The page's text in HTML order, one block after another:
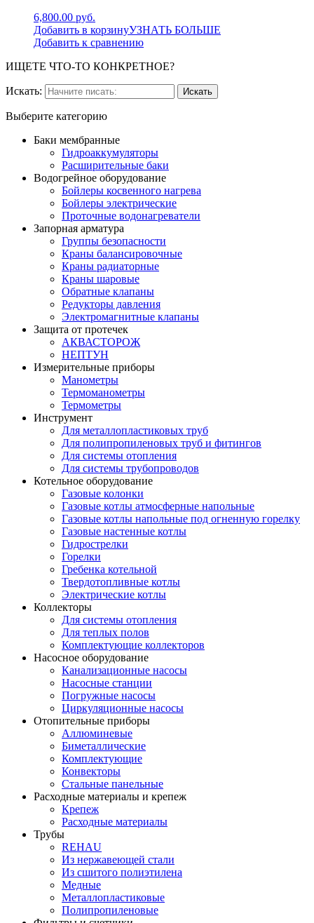
6,800.00 руб.
Добавить в корзинуУЗНАТЬ БОЛЬШЕ
Добавить к сравнению
ИЩЕТЕ ЧТО-ТО КОНКРЕТНОЕ?
Искать:
Выберите категорию
Баки мембранные
Гидроаккумуляторы
Расширительные баки
Водогрейное оборудование
Бойлеры косвенного нагрева
Бойлеры электрические
Проточные водонагреватели
Запорная арматура
Группы безопасности
Краны балансировочные
Краны радиаторные
Краны шаровые
Обратные клапаны
Редукторы давления
Электромагнитные клапаны
Защита от протечек
АКВАСТОРОЖ
НЕПТУН
Измерительные приборы
Манометры
Термоманометры
Термометры
Инструмент
Для металлопластиковых труб
Для полипропиленовых труб и фитингов
Для системы отопления
Для системы трубопроводов
Котельное оборудование
Газовые колонки
Газовые котлы атмосферные напольные
Газовые котлы напольные под огненную горелку
Газовые настенные котлы
Гидрострелки
Горелки
Гребенка котельной
Твердотопливные котлы
Электрические котлы
Коллекторы
Для системы отопления
Для теплых полов
Комплектующие коллекторов
Насосное оборудование
Канализационные насосы
Насосные станции
Погружные насосы
Циркуляционные насосы
Отопительные приборы
Аллюминевые
Биметаллические
Комплектующие
Конвекторы
Стальные панельные
Расходные материалы и крепеж
Крепеж
Расходные материалы
Трубы
REHAU
Из нержавеющей стали
Из сшитого полиэтилена
Медные
Металлопластиковые
Полипропиленовые